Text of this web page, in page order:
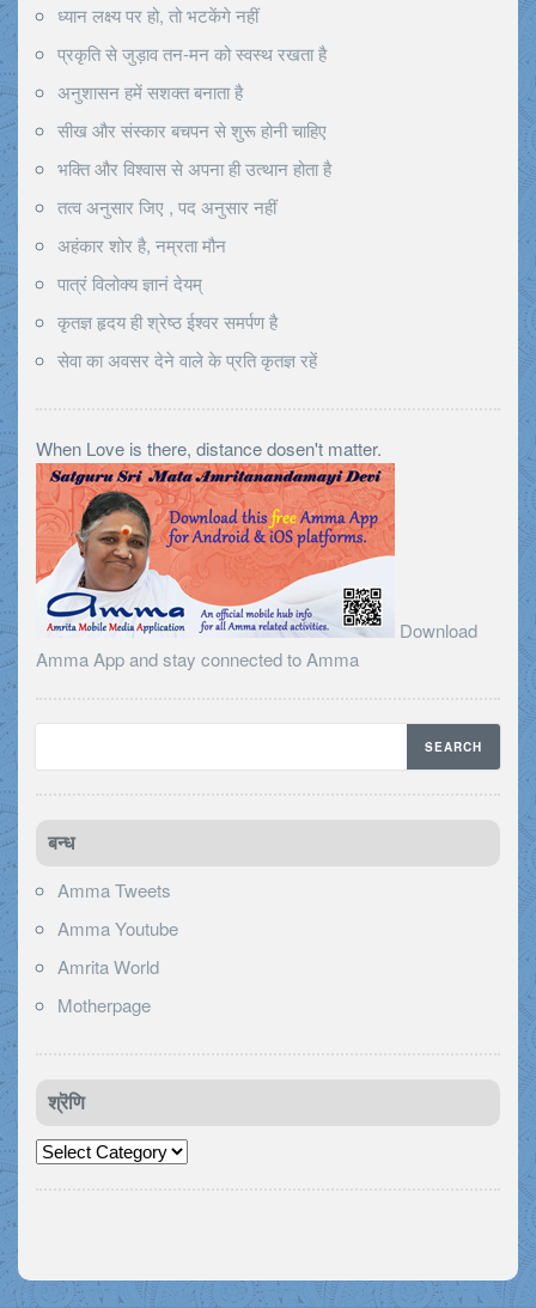
ध्यान लक्ष्य पर हो, तो भटकेंगे नहीं
प्रकृति से जुड़ाव तन-मन को स्वस्थ रखता है
अनुशासन हमें सशक्त बनाता है
सीख और संस्कार बचपन से शुरू होनी चाहिए
भक्ति और विश्वास से अपना ही उत्थान होता है
तत्व अनुसार जिए , पद अनुसार नहीं
अहंकार शोर है, नम्रता मौन
पात्रं विलोक्य ज्ञानं देयम्
कृतज्ञ हृदय ही श्रेष्ठ ईश्वर समर्पण है
सेवा का अवसर देने वाले के प्रति कृतज्ञ रहें
When Love is there, distance dosen't matter.
Download
Amma App and stay connected to Amma
बन्ध
Amma Tweets
Amma Youtube
Amrita World
Motherpage
श्रॆणि
श्रॆणि